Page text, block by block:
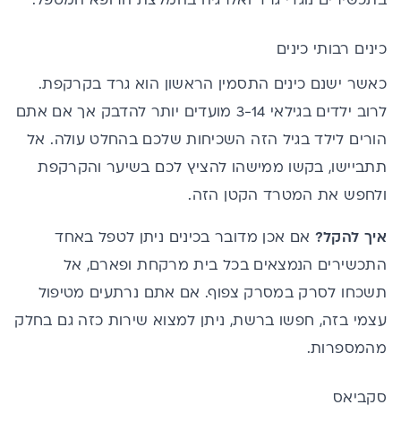
כינים רבותי כינים
כאשר ישנם כינים התסמין הראשון הוא גרד בקרקפת.
לרוב ילדים בגילאי 3-14 מועדים יותר להדבק אך אם אתם
הורים לילד בגיל הזה השכיחות שלכם בהחלט עולה. אל
תתביישו, בקשו ממישהו להציץ לכם בשיער והקרקפת
ולחפש את המטרד הקטן הזה.
איך להקל? אם אכן מדובר בכינים ניתן לטפל באחד
התכשירים הנמצאים בכל בית מרקחת ופארם, אל
תשכחו לסרק במסרק צפוף. אם אתם נרתעים מטיפול
עצמי בזה, חפשו ברשת, ניתן למצוא שירות כזה גם בחלק
מהמספרות.
סקביאס